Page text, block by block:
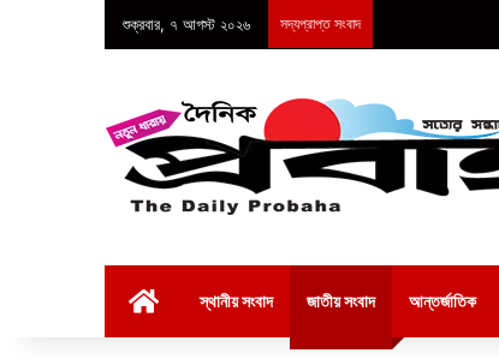
শুক্রবার, ৭ আগস্ট ২০২৬ সদ্যপ্রাপ্ত সংবাদ
স্থানীয় সংবাদ জাতীয় সংবাদ আন্তর্জাতিক